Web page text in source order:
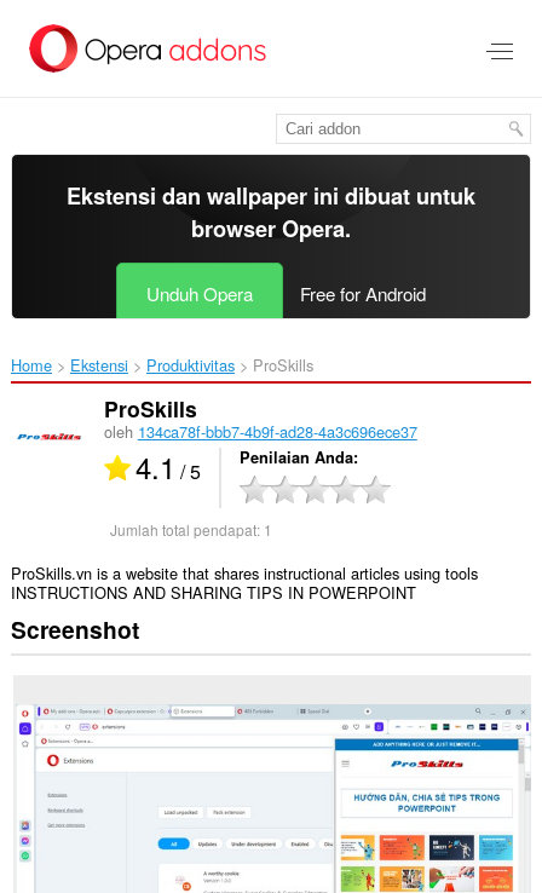
konten
Ekstensi dan wallpaper ini dibuat untuk
browser Opera.
Unduh Opera Free for Android
Home Ekstensi Produktivitas ProSkills‎
ProSkills
oleh 134ca78f-bbb7-4b9f-ad28-4a3c696ece37
4.1 / 5 Penilaian Anda
Jumlah total pendapat: 1
ProSkills.vn is a website that shares instructional articles using tools
INSTRUCTIONS AND SHARING TIPS IN POWERPOINT
Screenshot